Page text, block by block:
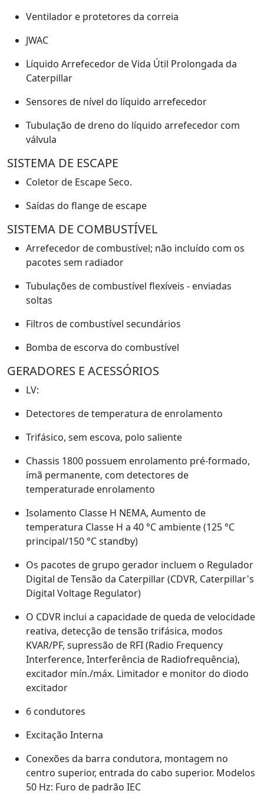
Ventilador e protetores da correia
JWAC
Líquido Arrefecedor de Vida Útil Prolongada da
Caterpillar
Sensores de nível do líquido arrefecedor
Tubulação de dreno do líquido arrefecedor com
válvula
SISTEMA DE ESCAPE
Coletor de Escape Seco.
Saídas do flange de escape
SISTEMA DE COMBUSTÍVEL
Arrefecedor de combustível; não incluído com os
pacotes sem radiador
Tubulações de combustível flexíveis - enviadas
soltas
Filtros de combustível secundários
Bomba de escorva do combustível
GERADORES E ACESSÓRIOS
LV:
Detectores de temperatura de enrolamento
Trifásico, sem escova, polo saliente
Chassis 1800 possuem enrolamento pré-formado,
ímã permanente, com detectores de
temperaturade enrolamento
Isolamento Classe H NEMA, Aumento de
temperatura Classe H a 40 °C ambiente (125 °C
principal/150 °C standby)
Os pacotes de grupo gerador incluem o Regulador
Digital de Tensão da Caterpillar (CDVR, Caterpillar's
Digital Voltage Regulator)
O CDVR inclui a capacidade de queda de velocidade
reativa, detecção de tensão trifásica, modos
KVAR/PF, supressão de RFI (Radio Frequency
Interference, Interferência de Radiofrequência),
excitador mín./máx. Limitador e monitor do diodo
excitador
6 condutores
Excitação Interna
Conexões da barra condutora, montagem no
centro superior, entrada do cabo superior. Modelos
50 Hz: Furo de padrão IEC